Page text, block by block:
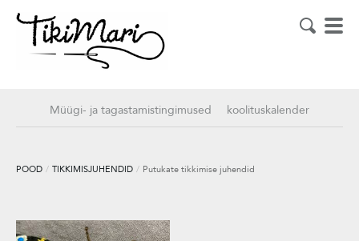
Müügi- ja tagastamistingimused koolituskalender
POOD / TIKKIMISJUHENDID / Putukate tikkimise juhendid